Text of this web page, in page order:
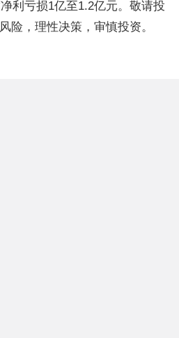
利亏损1亿至1.2亿元。敬请投
险，理性决策，审慎投资。